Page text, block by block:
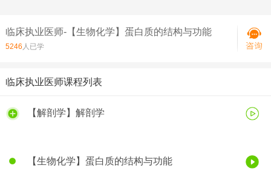
临床执业医师-【生物化学】蛋白质的结构与功能
5246 人已学
临床执业医师课程列表
【解剖学】解剖学
【生物化学】蛋白质的结构与功能